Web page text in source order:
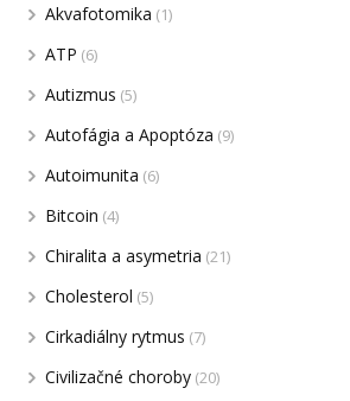
Akvafotomika (1)
ATP (6)
Autizmus (5)
Autofágia a Apoptóza (9)
Autoimunita (6)
Bitcoin (4)
Chiralita a asymetria (21)
Cholesterol (5)
Cirkadiálny rytmus (7)
Civilizačné choroby (20)